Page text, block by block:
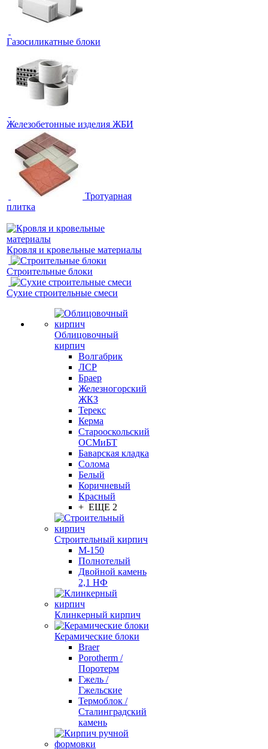
Газосиликатные блоки
Железобетонные изделия ЖБИ
Тротуарная
плитка
Кровля и кровельные материалы
Строительные блоки
Сухие строительные смеси
Облицовочный
кирпич
Волгабрик
ЛСР
Браер
Железногорский
ЖКЗ
Терекс
Керма
Старооскольский
ОСМиБТ
Баварская кладка
Солома
Белый
Коричневый
Красный
+ ЕЩЕ 2
Строительный кирпич
М-150
Полнотелый
Двойной камень
2,1 НФ
Клинкерный кирпич
Керамические блоки
Braer
Porotherm /
Поротерм
Гжель /
Гжельские
Термоблок /
Сталинградский
камень